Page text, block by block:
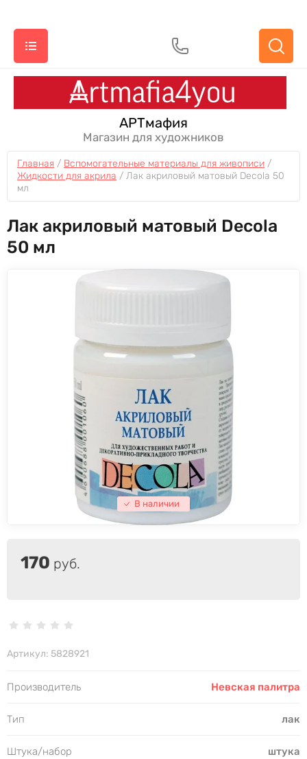
АРТмафия
Магазин для художников
Главная / Вспомогательные материалы для живописи
Жидкости для акрила / Лак акриловый матовый Decola 50
мл
Лак акриловый матовый Decola
50 мл
В наличии
170 руб.
Артикул: 5828921
Производитель Невская палитра
Тип лак
Штука/набор штука